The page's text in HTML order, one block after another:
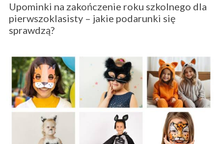
Upominki na zakończenie roku szkolnego dla
pierwszoklasisty – jakie podarunki się
sprawdzą?